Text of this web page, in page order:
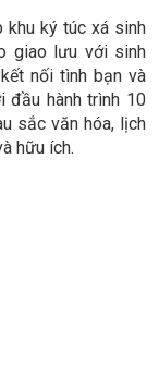
ký túc xá sinh
giao lưu với sinh
nối tình bạn và
đầu hành trình 10
sắc văn hóa, lịch
hữu ích.